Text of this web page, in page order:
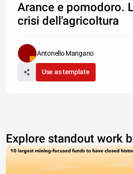
Arance e pomodoro.
crisi dell'agricoltura
Antonello Mangano
Use as template
Explore standout work